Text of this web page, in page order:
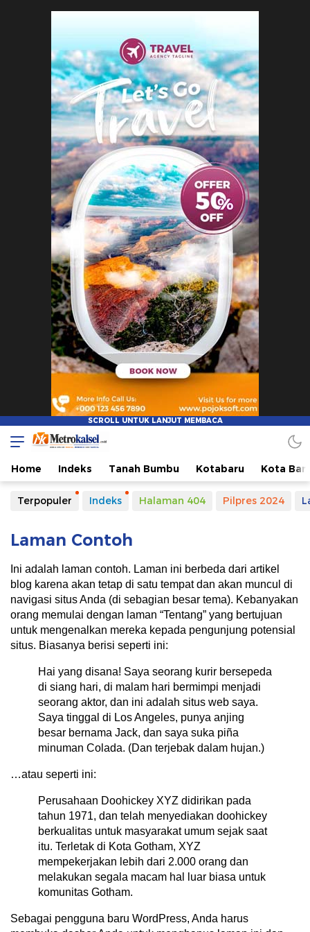
Metro Kalsel
Media Online Terkini, Faktual dan Mendidik
Home Indeks Tanah Bumbu Kotabaru Kota
Terpopuler Indeks Halaman 404 Pilpres 2024
Laman Contoh
Ini adalah laman contoh. Laman ini berbeda dari artikel
blog karena akan tetap di satu tempat dan akan muncul di
navigasi situs Anda (di sebagian besar tema). Kebanyakan
orang memulai dengan laman “Tentang” yang bertujuan
untuk mengenalkan mereka kepada pengunjung potensial
situs. Biasanya berisi seperti ini:
Hai yang disana! Saya seorang kurir bersepeda
di siang hari, di malam hari bermimpi menjadi
seorang aktor, dan ini adalah situs web saya.
Saya tinggal di Los Angeles, punya anjing
besar bernama Jack, dan saya suka piña
minuman Colada. (Dan terjebak dalam hujan.)
…atau seperti ini:
Perusahaan Doohickey XYZ didirikan pada
tahun 1971, dan telah menyediakan doohickey
berkualitas untuk masyarakat umum sejak saat
itu. Terletak di Kota Gotham, XYZ
mempekerjakan lebih dari 2.000 orang dan
melakukan segala macam hal luar biasa untuk
komunitas Gotham.
Sebagai pengguna baru WordPress, Anda harus